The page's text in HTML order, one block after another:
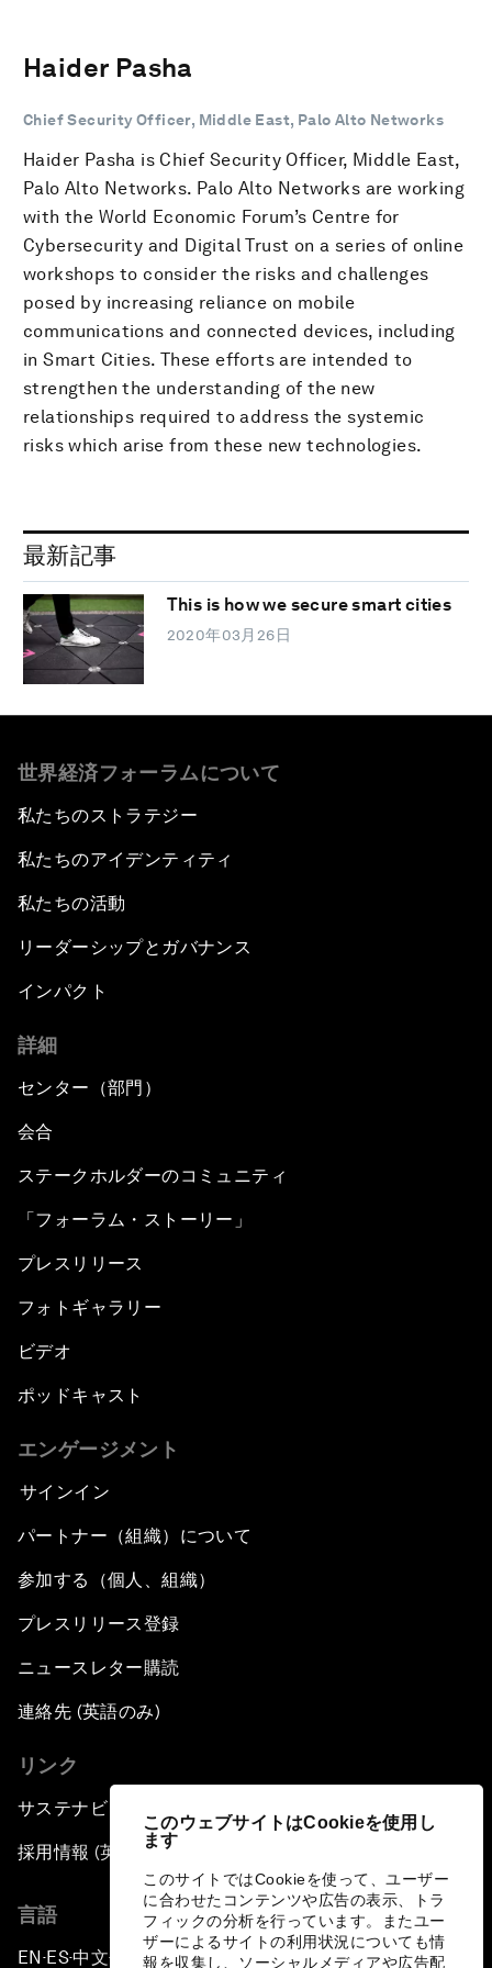
このウェブサイトはCookieを使用し
ます
このサイトではCookieを使って、ユーザー
に合わせたコンテンツや広告の表示、トラ
フィックの分析を行っています。またユー
ザーによるサイトの利用状況についても情
報を収集し、ソーシャルメディアや広告配
Haider Pasha
Chief Security Officer, Middle East, Palo Alto Networks
Haider Pasha is Chief Security Officer, Middle East,
Palo Alto Networks. Palo Alto Networks are working
with the World Economic Forum’s Centre for
Cybersecurity and Digital Trust on a series of online
workshops to consider the risks and challenges
posed by increasing reliance on mobile
communications and connected devices, including
in Smart Cities. These efforts are intended to
strengthen the understanding of the new
relationships required to address the systemic
risks which arise from these new technologies.
最新記事
This is how we secure smart cities
2020年03月26日
世界経済フォーラムについて
私たちのストラテジー
私たちのアイデンティティ
私たちの活動
リーダーシップとガバナンス
インパクト
詳細
センター（部門）
会合
ステークホルダーのコミュニティ
「フォーラム・ストーリー」
プレスリリース
フォトギャラリー
ビデオ
ポッドキャスト
エンゲージメント
サインイン
パートナー（組織）について
参加する（個人、組織）
プレスリリース登録
ニュースレター購読
連絡先 (英語のみ)
リンク
サステナビリティへの取り組み
採用情報 (英語のみ)
言語
EN ▪ES▪中文▪ 日本語